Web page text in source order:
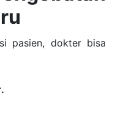
pasien, dokter bisa